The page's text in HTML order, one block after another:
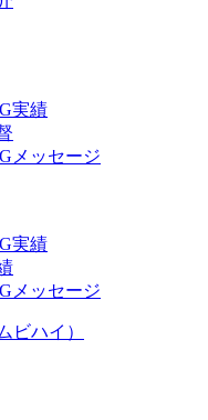
実績
メッセージ
実績
メッセージ
ビハイ）